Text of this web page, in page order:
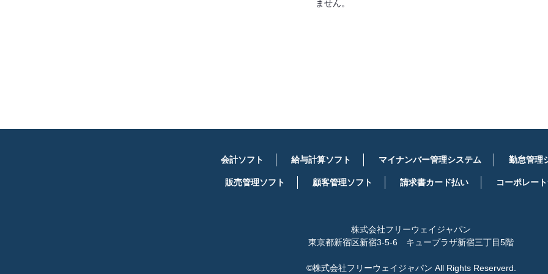
ません。
会計ソフト 給与計算ソフト マイナンバー管理システム 勤怠管理
販売管理ソフト 顧客管理ソフト 請求書カード払い コーポレー
株式会社フリーウェイジャパン
東京都新宿区新宿3-5-6 キュープラザ新宿三丁目5階
©株式会社フリーウェイジャパン All Rights Reserverd.